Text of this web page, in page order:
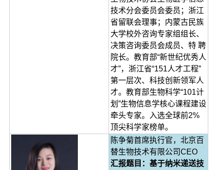
技术分会委员会委员；浙江
省留联会理事；内蒙古民族
大学校外咨询专家组组长、
决策咨询委员会成员、特 聘
院长。教育部“新世纪优秀人
才”，浙江省“151人才工程”
第一层次、科技创新领军人
才。教育部生物科学“101计
划”生物信息学核心课程建设
牵头专家。入选全球前2%
顶尖科学家榜单。
陈争菊首席执行官，北京百
替生物技术有限公司CEO
汇报题目：基于纳米递送技